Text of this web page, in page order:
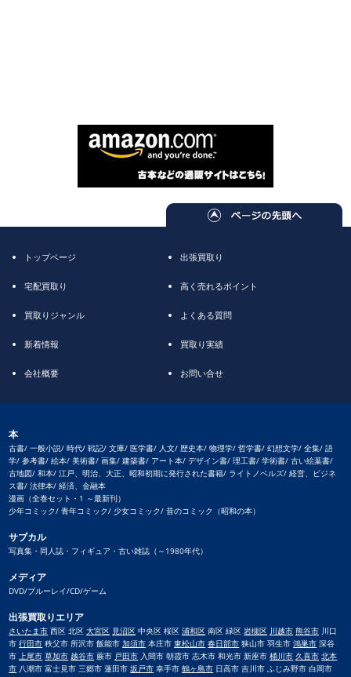
トップページ 出張買取り
宅配買取り 高く売れるポイント
買取りジャンル よくある質問
新着情報 買取り実績
会社概要 お問い合せ
本
古書/ 一般小説/ 時代/ 戦記/ 文庫/ 医学書/ 人文/ 歴史本/ 物理学/ 哲学書/ 幻想文学/ 全集/ 語
学/ 参考書/ 絵本/ 美術書/ 画集/ 建築書/ アート本/ デザイン書/ 理工書/ 学術書/ 古い絵葉書/
古地図/ 和本/ 江戸、明治、大正、昭和初期に発行された書籍/ ライトノベルズ/ 経営、ビジネ
ス書/ 法律本/ 経済、金融本
漫画（全巻セット・1 ～最新刊）
少年コミック/ 青年コミック/ 少女コミック/ 昔のコミック（昭和の本）
サブカル
写真集・同人誌・フィギュア・古い雑誌（～1980年代）
メディア
DVD/ブルーレイ/CD/ゲーム
出張買取りエリア
さいたま市 西区 北区大宮区 見沼区 中央区 桜区浦和区 南区 緑区岩槻区 川越市 熊谷市 川口
市行田市 秩父市 所沢市 飯能市加須市 本庄市東松山市 春日部市 狭山市 羽生市鴻巣市 深谷
市上尾市 草加市 越谷市 蕨市 戸田市 入間市 朝霞市 志木市 和光市 新座市桶川市 久喜市 北本
市 八潮市 富士見市 三郷市 蓮田市坂戸市 幸手市鶴ヶ島市 日高市 吉川市 ふじみ野市 白岡市